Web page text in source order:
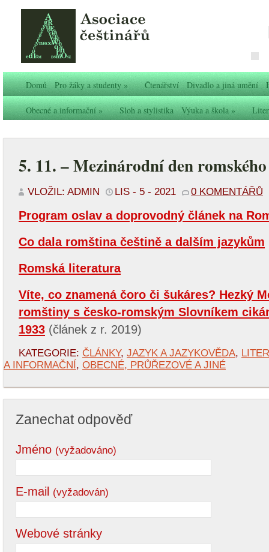
Domů Pro žáky a studenty» Čtenářství Divadlo a jiná umění
Obecné a informační» Sloh a stylistika Výuka a škola»
5. 11. – Mezinárodní den
VLOŽIL: ADMIN LIS - 5 - 2021 0 KOMENTÁŘŮ
Program oslav a doprovodný článek na
Co dala romština češtině a dalším jazykům
Romská literatura
Víte, co znamená čoro či šukáres? Hezký
romštiny s česko-romským Slovníkem
1933 (článek z r. 2019)
KATEGORIE: ČLÁNKY, JAZYK A JAZYKOVĚDA,
A INFORMAČNÍ, OBECNÉ, PRŮŘEZOVÉ A JINÉ
Zanechat odpověď
Jméno (vyžadováno)
E-mail (vyžadován)
Webové stránky